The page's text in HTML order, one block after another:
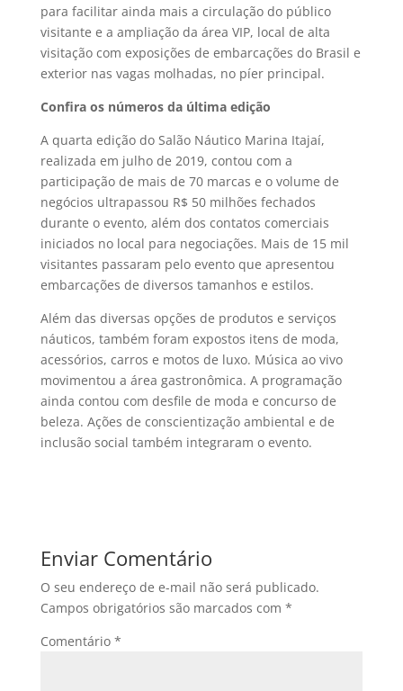
para facilitar ainda mais a circulação do público
visitante e a ampliação da área VIP, local de alta
visitação com exposições de embarcações do Brasil e
exterior nas vagas molhadas, no píer principal.
Confira os números da última edição
A quarta edição do Salão Náutico Marina Itajaí,
realizada em julho de 2019, contou com a
participação de mais de 70 marcas e o volume de
negócios ultrapassou R$ 50 milhões fechados
durante o evento, além dos contatos comerciais
iniciados no local para negociações. Mais de 15 mil
visitantes passaram pelo evento que apresentou
embarcações de diversos tamanhos e estilos.
Além das diversas opções de produtos e serviços
náuticos, também foram expostos itens de moda,
acessórios, carros e motos de luxo. Música ao vivo
movimentou a área gastronômica. A programação
ainda contou com desfile de moda e concurso de
beleza. Ações de conscientização ambiental e de
inclusão social também integraram o evento.
Enviar Comentário
O seu endereço de e-mail não será publicado.
Campos obrigatórios são marcados com *
Comentário *